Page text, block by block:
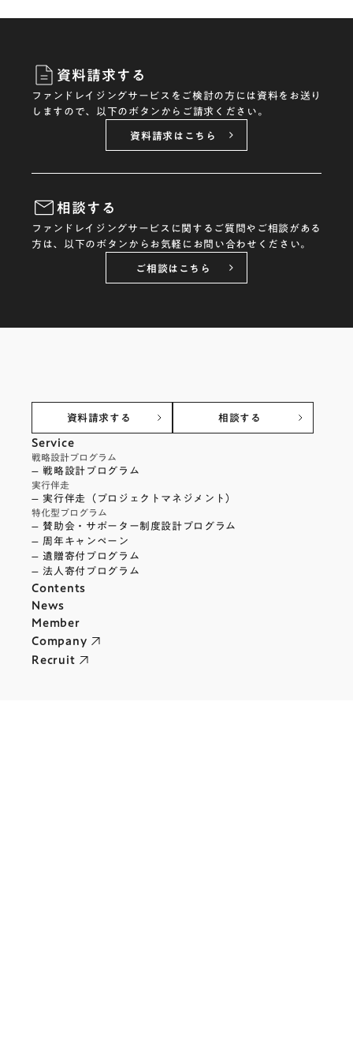
資料請求する
ファンドレイジングサービスをご検討の方には資料をお送り
しますので、以下のボタンからご請求ください。
資料請求はこちら
相談する
ファンドレイジングサービスに関するご質問やご相談がある
方は、以下のボタンからお気軽にお問い合わせください。
ご相談はこちら
資料請求する 相談する
Service
戦略設計プログラム
– 戦略設計プログラム
実行伴走
– 実行伴走（プロジェクトマネジメント）
特化型プログラム
– 賛助会・サポーター制度設計プログラム
– 周年キャンペーン
– 遺贈寄付プログラム
– 法人寄付プログラム
Contents
News
Member
Company
Recruit